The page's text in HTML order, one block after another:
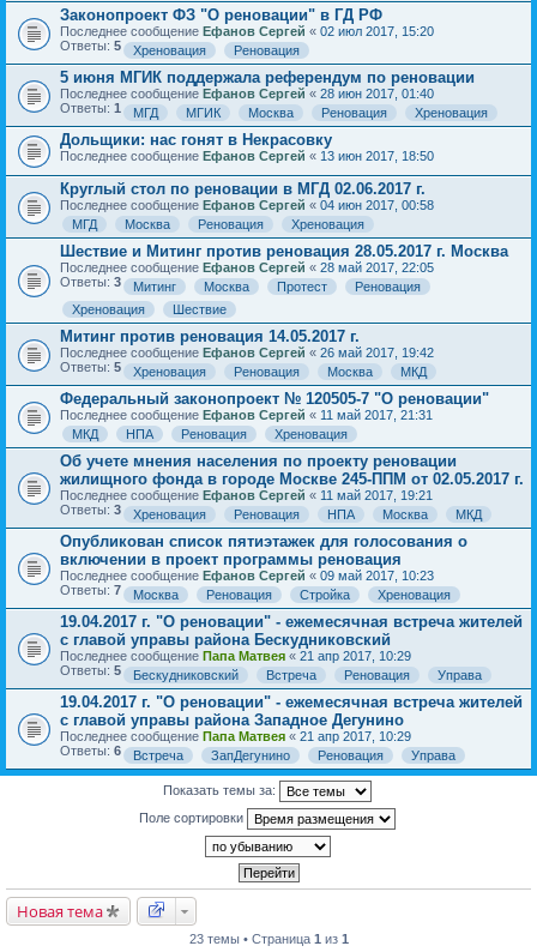
Законопроект ФЗ "О реновации" в ГД РФ
Последнее сообщение Ефанов Сергей « 02 июл 2017, 15:20
Ответы: 5 Хреновация Реновация
5 июня МГИК поддержала референдум по реновации
Последнее сообщение Ефанов Сергей « 28 июн 2017, 01:40
Ответы: 1 МГД МГИК Москва Реновация Хреновация
Дольщики: нас гонят в Некрасовку
Последнее сообщение Ефанов Сергей « 13 июн 2017, 18:50
Круглый стол по реновации в МГД 02.06.2017 г.
Последнее сообщение Ефанов Сергей « 04 июн 2017, 00:58
МГД
Москва Реновация Хреновация
Шествие и Митинг против реновация 28.05.2017 г. Москва
Последнее сообщение Ефанов Сергей « 28 май 2017, 22:05
Ответы: 3 Митинг Москва Протест
Реновация
Хреновация
Шествие
Митинг против реновация 14.05.2017 г.
Последнее сообщение Ефанов Сергей « 26 май 2017, 19:42
Ответы: 5 Хреновация Реновация Москва МКД
Федеральный законопроект № 120505-7 "О реновации"
Последнее сообщение Ефанов Сергей « 11 май 2017, 21:31
МКД
НПА Реновация Хреновация
Об учете мнения населения по проекту реновации
жилищного фонда в городе Москве 245-ППМ от 02.05.2017 г.
Последнее сообщение Ефанов Сергей « 11 май 2017, 19:21
Ответы: 3 Хреновация Реновация НПА Москва МКД
Опубликован список пятиэтажек для голосования о
включении в проект программы реновация
Последнее сообщение Ефанов Сергей « 09 май 2017, 10:23
Ответы: 7 Москва Реновация Стройка Хреновация
19.04.2017 г. "О реновации" - ежемесячная встреча жителей
с главой управы района Бескудниковский
Последнее сообщение Папа Матвея « 21 апр 2017, 10:29
Ответы: 5 Бескудниковский Встреча Реновация Управа
19.04.2017 г. "О реновации" - ежемесячная встреча жителей
с главой управы района Западное Дегунино
Последнее сообщение Папа Матвея « 21 апр 2017, 10:29
Ответы: 6 Встреча ЗапДегунино Реновация Управа
Показать темы за:
Поле сортировки
Новая тема
23 темы • Страница 1 из 1